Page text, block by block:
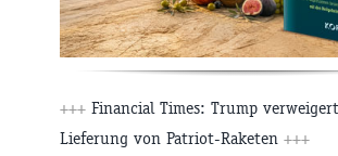
+++ Financial Times: Trump
Lieferung von Patriot-Raketen +++